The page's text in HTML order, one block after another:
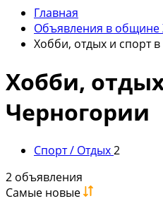
Главная
Объявления в общине
Хобби, отдых и спорт
Хобби,
Черногории
Спорт / Отдых2
2 объявления
Самые новые